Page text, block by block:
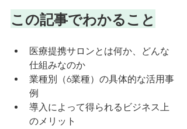
この記事でわかること
医療提携サロンとは何か、どんな
仕組みなのか
業種別（6業種）の具体的な活用事
例
導入によって得られるビジネス上
のメリット